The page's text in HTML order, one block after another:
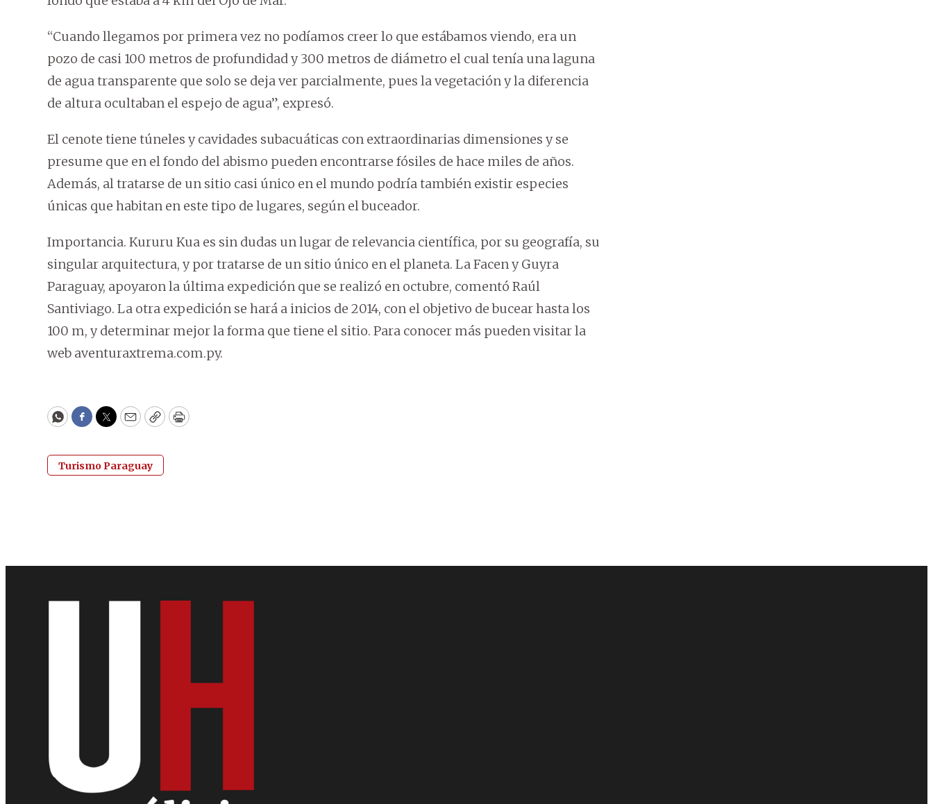
“Cuando llegamos por primera vez no podíamos creer lo que estábamos viendo, era un
pozo de casi 100 metros de profundidad y 300 metros de diámetro el cual tenía una laguna
de agua transparente que solo se deja ver parcialmente, pues la vegetación y la diferencia
de altura ocultaban el espejo de agua”, expresó.
El cenote tiene túneles y cavidades subacuáticas con extraordinarias dimensiones y se
presume que en el fondo del abismo pueden encontrarse fósiles de hace miles de años.
Además, al tratarse de un sitio casi único en el mundo podría también existir especies
únicas que habitan en este tipo de lugares, según el buceador.
Importancia. Kururu Kua es sin dudas un lugar de relevancia científica, por su geografía, su
singular arquitectura, y por tratarse de un sitio único en el planeta. La Facen y Guyra
Paraguay, apoyaron la última expedición que se realizó en octubre, comentó Raúl
Santiviago. La otra expedición se hará a inicios de 2014, con el objetivo de bucear hasta los
100 m, y determinar mejor la forma que tiene el sitio. Para conocer más pueden visitar la
web aventuraxtrema.com.py.
WhatsApp
Facebook
Twitter
EmailCopyPrint
Turismo Paraguay